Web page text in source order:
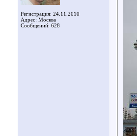
Регистрация: 24.11.2010
Адрес: Москва
Сообщений: 628